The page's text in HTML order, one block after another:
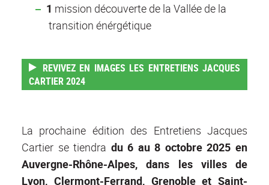
1 mission découverte de la Vallée de la
transition énérgétique
REVIVEZ EN IMAGES LES ENTRETIENS JACQUES
CARTIER 2024
La prochaine édition des Entretiens Jacques
Cartier se tiendra du 6 au 8 octobre 2025 en
Auvergne-Rhône-Alpes, dans les villes de
Lyon, Clermont-Ferrand, Grenoble et Saint-